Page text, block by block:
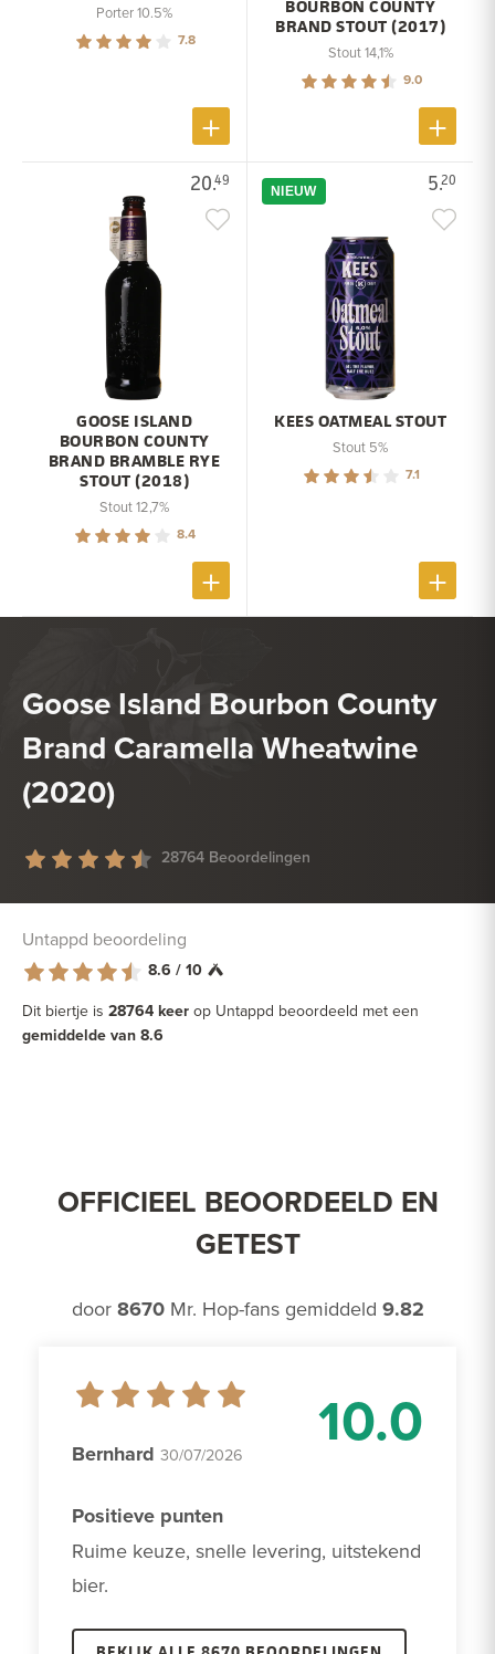
Porter 10.5%
7.8
BOURBON COUNTY
BRAND STOUT (2017)
Stout 14,1%
9.0
20.49
GOOSE ISLAND
BOURBON COUNTY
BRAND BRAMBLE RYE
STOUT (2018)
Stout 12,7%
8.4
5.20
NIEUW
KEES OATMEAL STOUT
Stout 5%
7.1
Goose Island Bourbon County
Brand Caramella Wheatwine
(2020)
28764 Beoordelingen
Untappd beoordeling
8.6 / 10
Dit biertje is 28764 keer op Untappd beoordeeld met een
gemiddelde van 8.6
OFFICIEEL BEOORDEELD EN
GETEST
door 8670Mr. Hop-fans gemiddeld 9.82
10.0
Bernhard 30/07/2026
Positieve punten
Ruime keuze, snelle levering, uitstekend
bier.